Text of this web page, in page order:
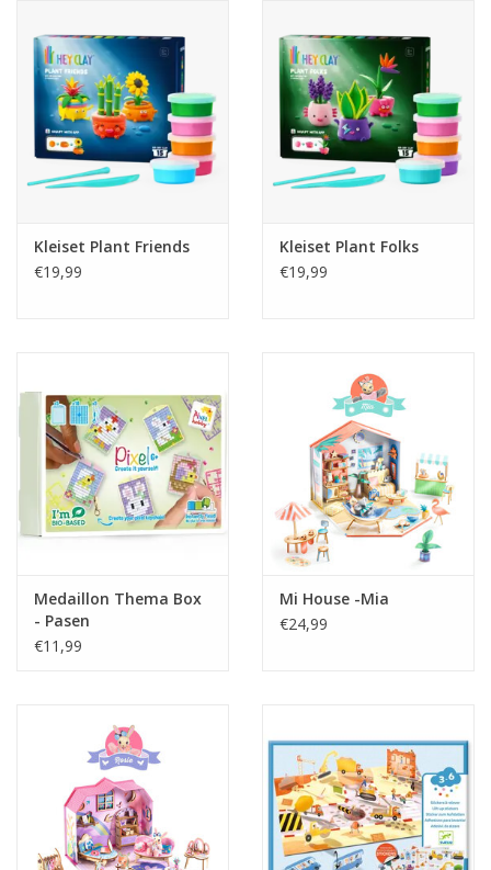
Kleiset Plant Friends
€19,99
Kleiset Plant Folks
€19,99
Medaillon Thema Box
- Pasen
€11,99
Mi House -Mia
€24,99